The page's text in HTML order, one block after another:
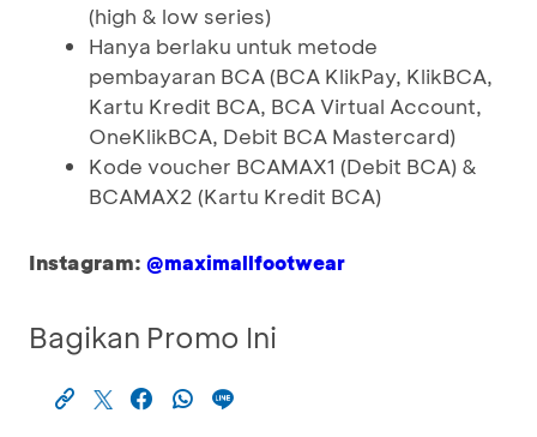
(high & low series)
Hanya berlaku untuk metode
pembayaran BCA (BCA KlikPay, KlikBCA,
Kartu Kredit BCA, BCA Virtual Account,
OneKlikBCA, Debit BCA Mastercard)
Kode voucher BCAMAX1 (Debit BCA) &
BCAMAX2 (Kartu Kredit BCA)
Instagram: @maximallfootwear
Bagikan Promo Ini